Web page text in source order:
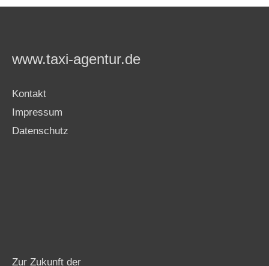
www.taxi-agentur.de
Kontakt
Impressum
Datenschutz
Zur Zukunft der